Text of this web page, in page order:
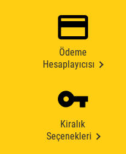
Ödeme
Hesaplayıcısı
Kiralık
Seçenekleri